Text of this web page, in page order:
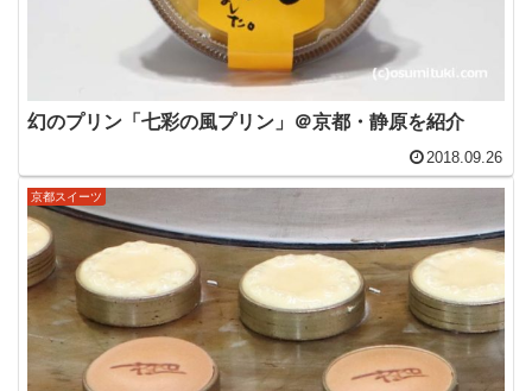
幻のプリン「七彩の風プリン」＠京都・静原を紹介
2018.09.26
京都スイーツ